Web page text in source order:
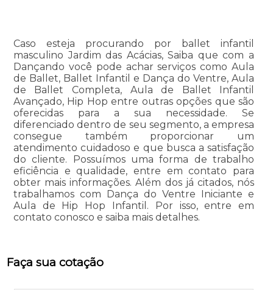
Caso esteja procurando por ballet infantil
masculino Jardim das Acácias, Saiba que com a
Dançando você pode achar serviços como Aula
de Ballet, Ballet Infantil e Dança do Ventre, Aula
de Ballet Completa, Aula de Ballet Infantil
Avançado, Hip Hop entre outras opções que são
oferecidas para a sua necessidade. Se
diferenciado dentro de seu segmento, a empresa
consegue também proporcionar um
atendimento cuidadoso e que busca a satisfação
do cliente. Possuímos uma forma de trabalho
eficiência e qualidade, entre em contato para
obter mais informações. Além dos já citados, nós
trabalhamos com Dança do Ventre Iniciante e
Aula de Hip Hop Infantil. Por isso, entre em
contato conosco e saiba mais detalhes.
Faça sua cotação